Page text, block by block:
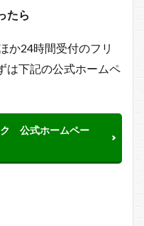
たら
か24時間受付のフリ
は下記の公式ホームペ
ク 公式ホームペー